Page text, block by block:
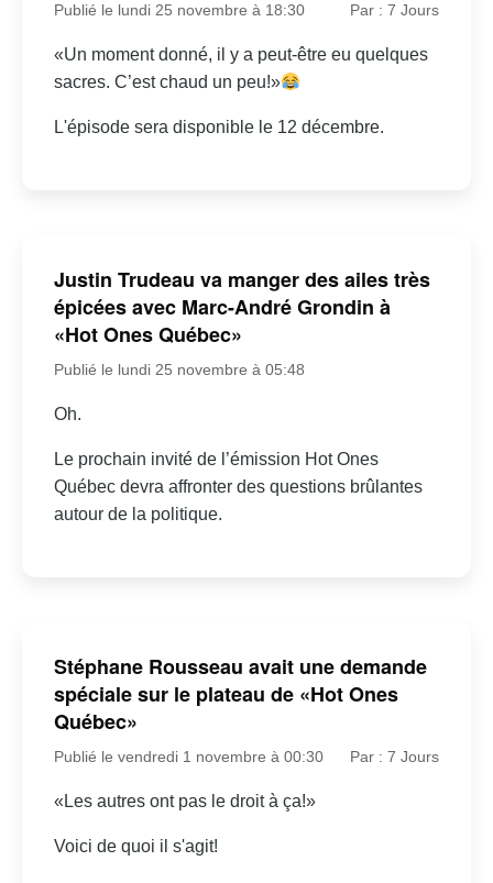
Publié le lundi 25 novembre à 18:30 Par : 7 Jours
«Un moment donné, il y a peut-être eu quelques
sacres. C’est chaud un peu!»
L'épisode sera disponible le 12 décembre.
Justin Trudeau va manger des ailes très
épicées avec Marc-André Grondin à
«Hot Ones Québec»
Publié le lundi 25 novembre à 05:48
Oh.
Le prochain invité de l’émission Hot Ones
Québec devra affronter des questions brûlantes
autour de la politique.
Stéphane Rousseau avait une demande
spéciale sur le plateau de «Hot Ones
Québec»
Publié le vendredi 1 novembre à 00:30 Par : 7 Jours
«Les autres ont pas le droit à ça!»
Voici de quoi il s'agit!